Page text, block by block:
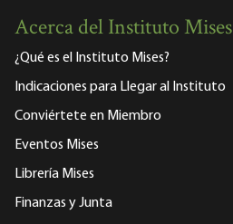
Acerca del Instituto Mises
¿Qué es el Instituto Mises?
Indicaciones para Llegar al Instituto
Conviértete en Miembro
Eventos Mises
Librería Mises
Finanzas y Junta